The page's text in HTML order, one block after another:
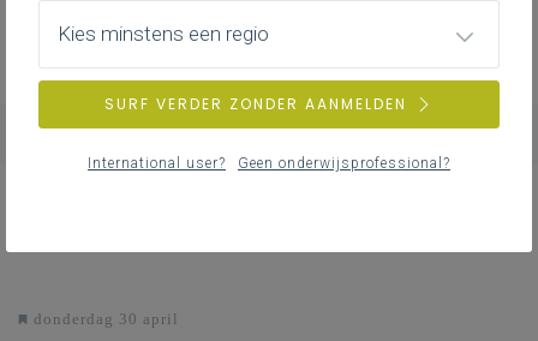
donderdag 30 april
Kies minstens een regio
SURF VERDER ZONDER AANMELDEN
International user? Geen onderwijsprofessional?